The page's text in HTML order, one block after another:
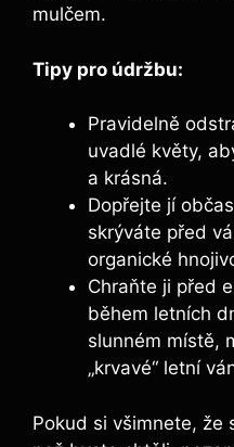
mulčem.
Tipy pro údržbu:
Pravidelně
uvadlé květy,
a krásná.
Dopřejte jí
skrýváte před
organické
Chraňte ji před
během letních
slunném místě,
„krvavé“ letní
Pokud si všimnete, že